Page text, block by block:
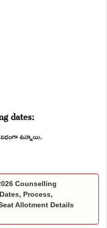
dates:
విధంగా ఉన్నాయి.
Counselling
Process,
Allotment Details